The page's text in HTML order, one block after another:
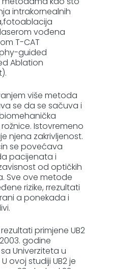
intrakornealnih
vođena
T-CAT
guided
Ablation
više metoda
se da se sačuva i
Istovremeno
njena zakrivljenost.
se povećava
pacijenata i
od optičkih
Sve ove metode
rizike, rrezultati
a ponekada i
rezultati primjene UB2
godine
Univerziteta u
ovoj studiji UB2 je